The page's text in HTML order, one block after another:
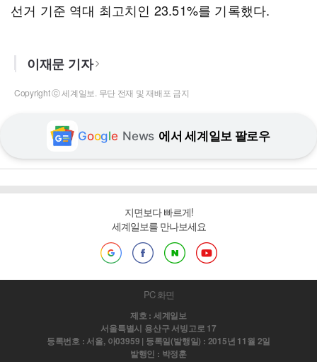
선거 기준 역대 최고치인 23.51%를 기록했다.
이재문 기자
Copyright ⓒ 세계일보. 무단 전재 및 재배포 금지
Google News 에서 세계일보 팔로우
지면보다 빠르게!
세계일보를 만나보세요
PC 화면
제호 : 세계일보
서울특별시 용산구 서빙고로 17
등록번호 : 서울, 아03959 | 등록일(발행일) : 2015년 11월 2일
발행인 : 박정훈